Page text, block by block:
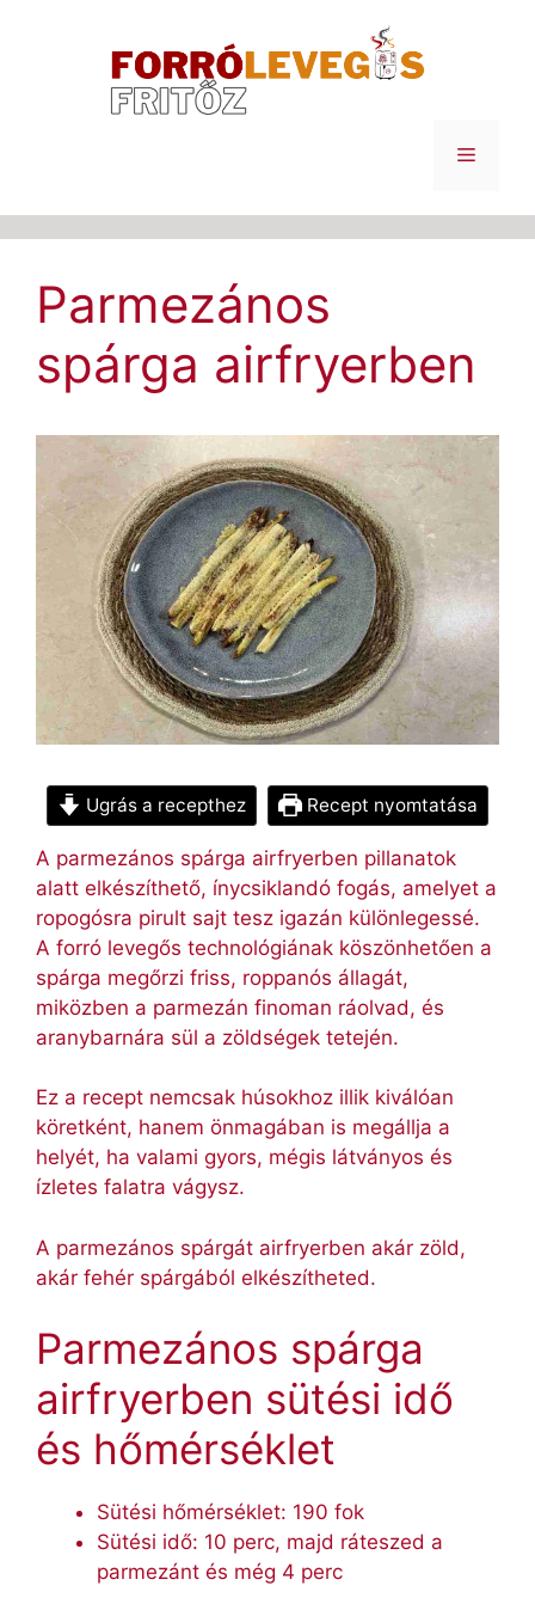
Menü
Parmezános
spárga airfryerben
Ugrás a recepthez Recept nyomtatása
A parmezános spárga airfryerben pillanatok
alatt elkészíthető, ínycsiklandó fogás, amelyet a
ropogósra pirult sajt tesz igazán különlegessé.
A forró levegős technológiának köszönhetően a
spárga megőrzi friss, roppanós állagát,
miközben a parmezán finoman ráolvad, és
aranybarnára sül a zöldségek tetején.
Ez a recept nemcsak húsokhoz illik kiválóan
köretként, hanem önmagában is megállja a
helyét, ha valami gyors, mégis látványos és
ízletes falatra vágysz.
A parmezános spárgát airfryerben akár zöld,
akár fehér spárgából elkészítheted.
Parmezános spárga
airfryerben sütési idő
és hőmérséklet
Sütési hőmérséklet: 190 fok
Sütési idő: 10 perc, majd ráteszed a
parmezánt és még 4 perc